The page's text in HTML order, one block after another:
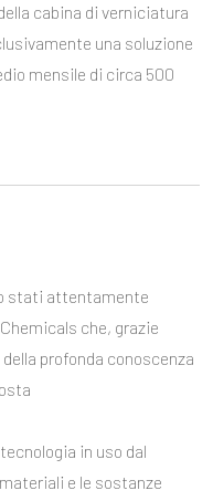
cabina di verniciatura
una soluzione
mensile di circa 500
stati attentamente
che, grazie
profonda conoscenza
in uso dal
e le sostanze